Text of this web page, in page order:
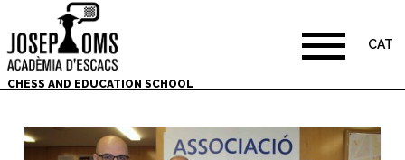
CHESS AND EDUCATION SCHOOL
CAT